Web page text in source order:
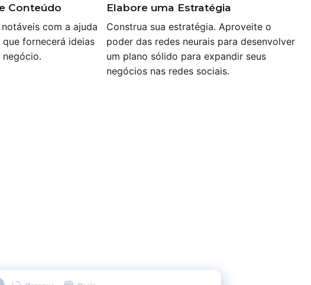
Conteúdo
com a ajuda
fornecerá ideias
Elabore uma Estratégia
Construa sua estratégia. Aproveite o
poder das redes neurais para desenvolver
um plano sólido para expandir seus
negócios nas redes sociais.